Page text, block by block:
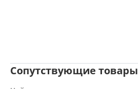
Сопутствующие товары